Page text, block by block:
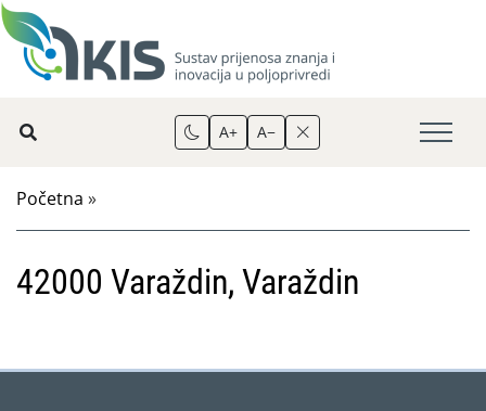
A+ A−
Početna »
42000 Varaždin, Varaždin